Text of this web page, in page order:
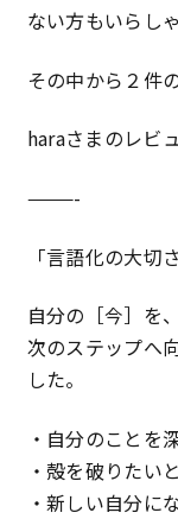
ない方もいらし
その中から２件
haraさまのレビュ
———-
「言語化の大切さ
自分の［今］を
次のステップへ
した。
・自分のことを
・殻を破りたい
・新しい自分に